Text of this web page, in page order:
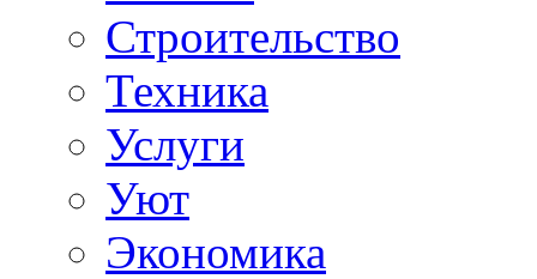
Строительство
Техника
Услуги
Уют
Экономика